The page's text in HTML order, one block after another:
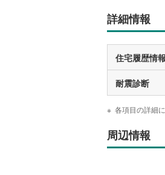
詳細情報
住宅履歴情報
耐震診断
各項目の詳細
周辺情報